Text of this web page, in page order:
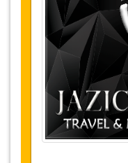
Les
être
Pour plus
contacter.
Pour
moins 24
pas de
confirmée.
que par